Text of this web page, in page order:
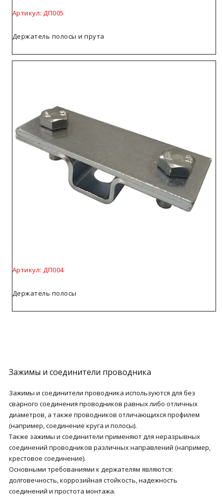
Артикул: ДП005
Держатель полосы и прута
Артикул: ДП004
Держатель полосы
Зажимы и соединители проводника
Зажимы и соединители проводника используются для без
сварного соединения проводников равных либо отличных
диаметров, а также проводников отличающихся профилем
(например, соединение круга и полосы).
Также зажимы и соединители применяют для неразрывных
соединений проводников различных направлений (например,
крестовое соединение).
Основными требованиями к держателям являются:
долговечность, коррозийная стойкость, надежность
соединений и простота монтажа.